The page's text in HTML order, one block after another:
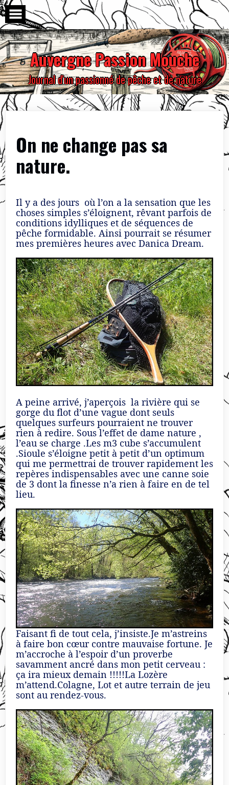
Skip
to
content
Auvergne Passion Mouche
Journal d'un passionné de pêche et de nature
On ne change pas sa
nature.
Il y a des jours où l’on a la sensation que les
choses simples s’éloignent, rêvant parfois de
conditions idylliques et de séquences de
pêche formidable. Ainsi pourrait se résumer
mes premières heures avec Danica Dream.
A peine arrivé, j’aperçois la rivière qui se
gorge du flot d’une vague dont seuls
quelques surfeurs pourraient ne trouver
rien à redire. Sous l’effet de dame nature ,
l’eau se charge .Les m3 cube s’accumulent
.Sioule s’éloigne petit à petit d’un optimum
qui me permettrai de trouver rapidement les
repères indispensables avec une canne soie
de 3 dont la finesse n’a rien à faire en de tel
lieu.
Faisant fi de tout cela, j’insiste.Je m’astreins
à faire bon cœur contre mauvaise fortune. Je
m’accroche à l’espoir d’un proverbe
savamment ancré dans mon petit cerveau :
ça ira mieux demain !!!!!La Lozère
m’attend.Colagne, Lot et autre terrain de jeu
sont au rendez-vous.